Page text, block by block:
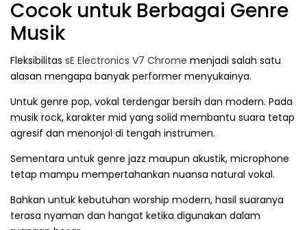
Cocok untuk Berbagai Genre
Musik
Fleksibilitas sE Electronics V7 Chrome menjadi salah satu
alasan mengapa banyak performer menyukainya.
Untuk genre pop, vokal terdengar bersih dan modern. Pada
musik rock, karakter mid yang solid membantu suara tetap
agresif dan menonjol di tengah instrumen.
Sementara untuk genre jazz maupun akustik, microphone
tetap mampu mempertahankan nuansa natural vokal.
Bahkan untuk kebutuhan worship modern, hasil suaranya
terasa nyaman dan hangat ketika digunakan dalam